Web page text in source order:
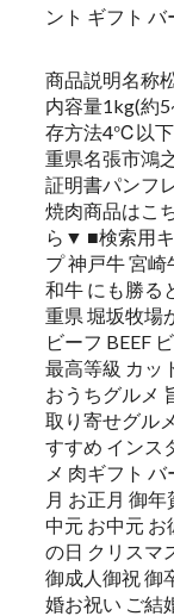
ント ギフト
商品説明名称
内容量1kg(約
存方法4℃以下
重県名張市鴻
証明書パンフ
焼肉商品はこ
ら▼ ■検索用
プ 神戸牛 宮
和牛 にも勝る
重県 堀坂牧場
ビーフ BEEF
最高等級 カッ
おうちグルメ
取り寄せグル
すすめ インス
メ 肉ギフト
月 お正月 御
中元 お中元 お
の日 クリスマ
御成人御祝 御
婚お祝い ご結